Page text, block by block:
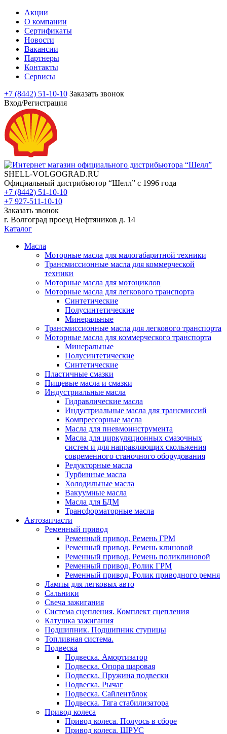
Акции
О компании
Сертификаты
Новости
Вакансии
Партнеры
Контакты
Сервисы
+7 (8442) 51-10-10 Заказать звонок
Вход/Регистрация
SHELL-VOLGOGRAD.RU
Официальный дистрибьютор “Шелл” с 1996 года
+7 (8442) 51-10-10
+7 927-511-10-10
Заказать звонок
г. Волгоград проезд Нефтяников д. 14
Каталог
Масла
Моторные масла для малогабаритной техники
Трансмиссионные масла для коммерческой
техники
Моторные масла для мотоциклов
Моторные масла для легкового транспорта
Синтетические
Полусинтетические
Минеральные
Трансмиссионные масла для легкового транспорта
Моторные масла для коммерческого транспорта
Минеральные
Полусинтетические
Синтетические
Пластичные смазки
Пищевые масла и смазки
Индустриальные масла
Гидравлические масла
Индустриальные масла для трансмиссий
Компрессорные масла
Масла для пневмоинструмента
Масла для циркуляционных смазочных
систем и для направляющих скольжения
современного станочного оборудования
Редукторные масла
Турбинные масла
Холодильные масла
Вакуумные масла
Масла для БДМ
Трансформаторные масла
Автозапчасти
Ременный привод
Ременный привод. Ремень ГРМ
Ременный привод. Ремень клиновой
Ременный привод. Ремень поликлиновой
Ременный привод. Ролик ГРМ
Ременный привод. Ролик приводного ремня
Лампы для легковых авто
Сальники
Свеча зажигания
Система сцепления. Комплект сцепления
Катушка зажигания
Подшипник. Подшипник ступицы
Топливная система.
Подвеска
Подвеска. Амортизатор
Подвеска. Опора шаровая
Подвеска. Пружина подвески
Подвеска. Рычаг
Подвеска. Сайлентблок
Подвеска. Тяга стабилизатора
Привод колеса
Привод колеса. Полуось в сборе
Привод колеса. ШРУС